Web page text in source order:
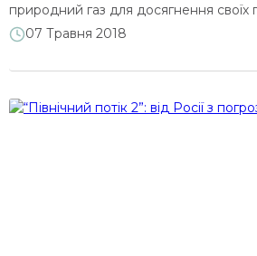
природний газ для досягнення своїх
Україні: як це було використано для
рішень. Ідея “російської казки”
забезпечення […]
07 Травня 2018